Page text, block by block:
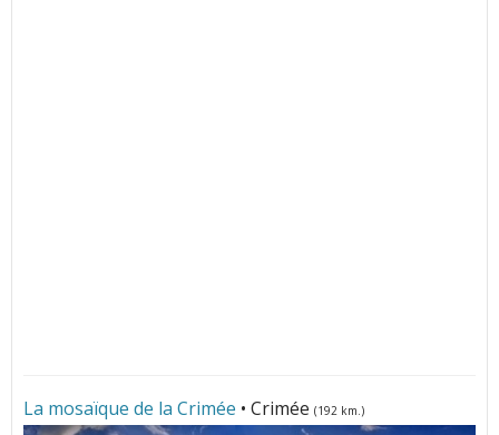
La mosaïque de la Crimée • Crimée (192 km.)